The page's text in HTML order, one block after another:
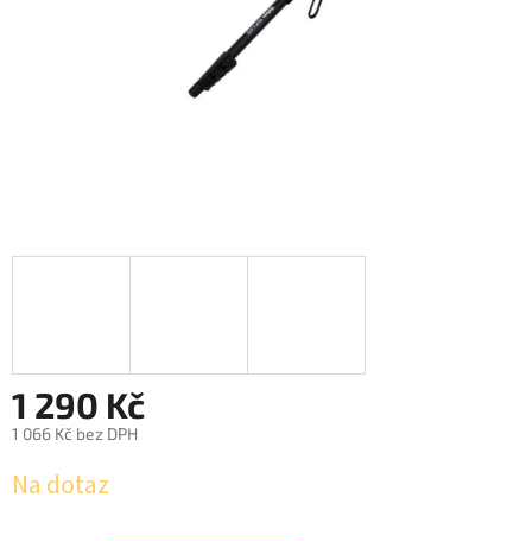
1 290 Kč
1 066 Kč bez DPH
cena:
Na dotaz